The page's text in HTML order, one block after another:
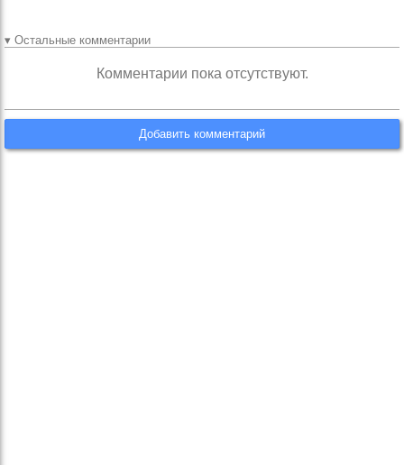
▾ Остальные комментарии
Комментарии пока отсутствуют.
Добавить комментарий